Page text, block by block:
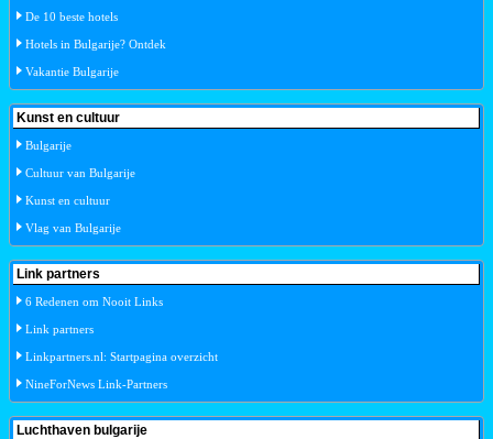
De 10 beste hotels
Hotels in Bulgarije? Ontdek
Vakantie Bulgarije
Kunst en cultuur
Bulgarije
Cultuur van Bulgarije
Kunst en cultuur
Vlag van Bulgarije
Link partners
6 Redenen om Nooit Links
Link partners
Linkpartners.nl: Startpagina overzicht
NineForNews Link-Partners
Luchthaven bulgarije